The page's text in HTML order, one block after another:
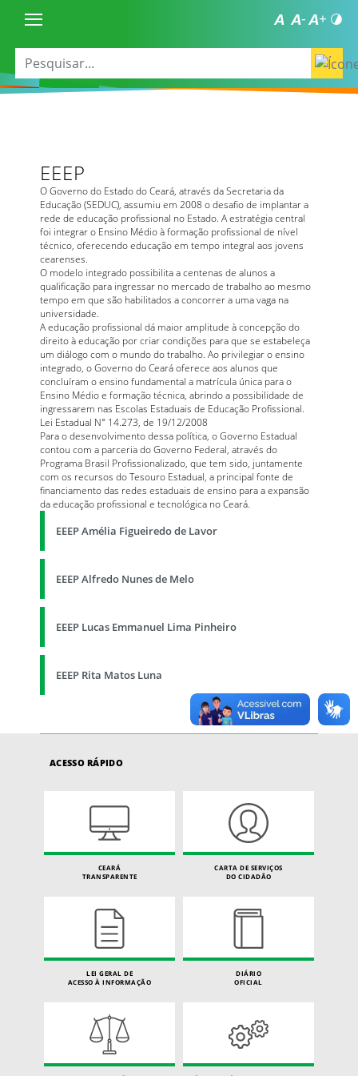
EEEP
O Governo do Estado do Ceará, através da Secretaria da
Educação (SEDUC), assumiu em 2008 o desafio de implantar a
rede de educação profissional no Estado. A estratégia central
foi integrar o Ensino Médio à formação profissional de nível
técnico, oferecendo educação em tempo integral aos jovens
cearenses.
O modelo integrado possibilita a centenas de alunos a
qualificação para ingressar no mercado de trabalho ao mesmo
tempo em que são habilitados a concorrer a uma vaga na
universidade.
A educação profissional dá maior amplitude à concepção do
direito à educação por criar condições para que se estabeleça
um diálogo com o mundo do trabalho. Ao privilegiar o ensino
integrado, o Governo do Ceará oferece aos alunos que
concluíram o ensino fundamental a matrícula única para o
Ensino Médio e formação técnica, abrindo a possibilidade de
ingressarem nas Escolas Estaduais de Educação Profissional.
Lei Estadual N° 14.273, de 19/12/2008
Para o desenvolvimento dessa política, o Governo Estadual
contou com a parceria do Governo Federal, através do
Programa Brasil Profissionalizado, que tem sido, juntamente
com os recursos do Tesouro Estadual, a principal fonte de
financiamento das redes estaduais de ensino para a expansão
da educação profissional e tecnológica no Ceará.
EEEP Amélia Figueiredo de Lavor
EEEP Alfredo Nunes de Melo
EEEP Lucas Emmanuel Lima Pinheiro
EEEP Rita Matos Luna
ACESSO RÁPIDO
CEARÁ
TRANSPARENTE
CARTA DE SERVIÇOS
DO CIDADÃO
LEI GERAL DE
ACESSO À INFORMAÇÃO
DIÁRIO
OFICIAL